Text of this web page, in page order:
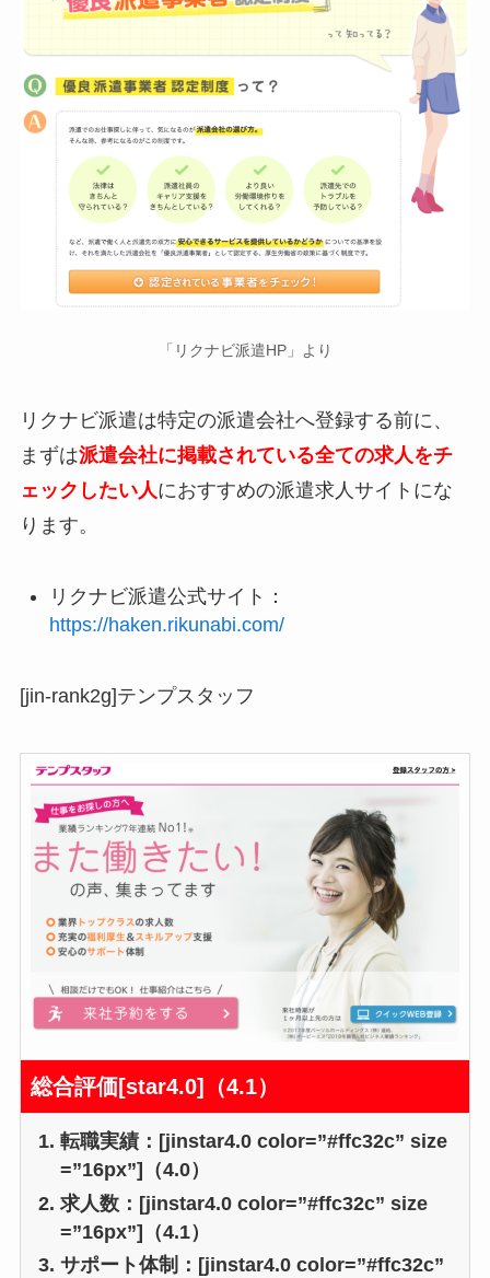
「リクナビ派遣HP」より
リクナビ派遣は特定の派遣会社へ登録する前に、
まずは派遣会社に掲載されている全ての求人をチ
ェックしたい人におすすめの派遣求人サイトにな
ります。
リクナビ派遣公式サイト：
https://haken.rikunabi.com/
[jin-rank2g]テンプスタッフ
総合評価[star4.0]（4.1）
転職実績：[jinstar4.0 color=”#ffc32c” size
=”16px”]（4.0）
求人数：[jinstar4.0 color=”#ffc32c” size
=”16px”]（4.1）
サポート体制：[jinstar4.0 color=”#ffc32c”